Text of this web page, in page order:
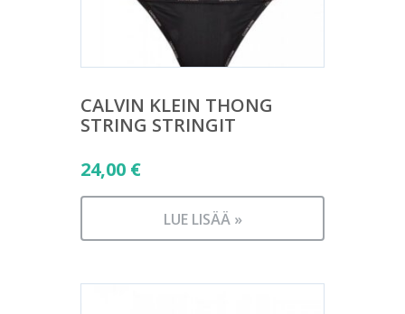
CALVIN KLEIN THONG
STRING STRINGIT
24,00 €
LUE LISÄÄ »